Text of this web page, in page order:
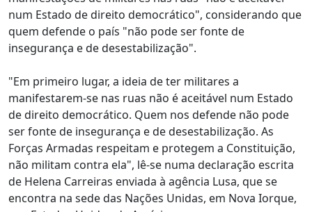
num Estado de direito democrático", considerando que
quem defende o país "não pode ser fonte de
insegurança e de desestabilização".
"Em primeiro lugar, a ideia de ter militares a
manifestarem-se nas ruas não é aceitável num Estado
de direito democrático. Quem nos defende não pode
ser fonte de insegurança e de desestabilização. As
Forças Armadas respeitam e protegem a Constituição,
não militam contra ela", lê-se numa declaração escrita
de Helena Carreiras enviada à agência Lusa, que se
encontra na sede das Nações Unidas, em Nova Iorque,